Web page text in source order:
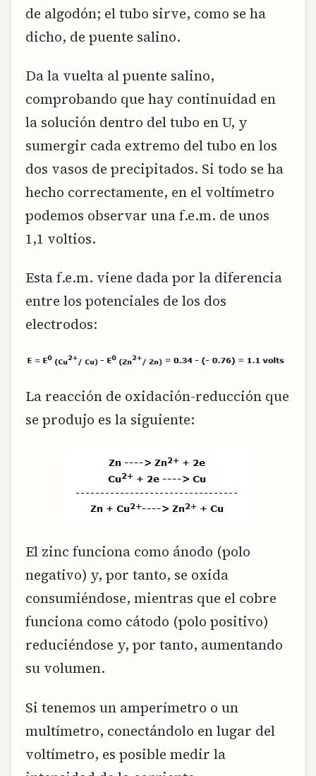
de algodón; el tubo sirve, como se ha
dicho, de puente salino.
Da la vuelta al puente salino,
comprobando que hay continuidad en
la solución dentro del tubo en U, y
sumergir cada extremo del tubo en los
dos vasos de precipitados. Si todo se ha
hecho correctamente, en el voltímetro
podemos observar una f.e.m. de unos
1,1 voltios.
Esta f.e.m. viene dada por la diferencia
entre los potenciales de los dos
electrodos:
La reacción de oxidación-reducción que
se produjo es la siguiente:
El zinc funciona como ánodo (polo
negativo) y, por tanto, se oxida
consumiéndose, mientras que el cobre
funciona como cátodo (polo positivo)
reduciéndose y, por tanto, aumentando
su volumen.
Si tenemos un amperímetro o un
multímetro, conectándolo en lugar del
voltímetro, es posible medir la